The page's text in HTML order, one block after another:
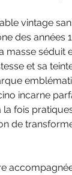
vintage
des années
masse séduit
et sa
incarne
fois
de